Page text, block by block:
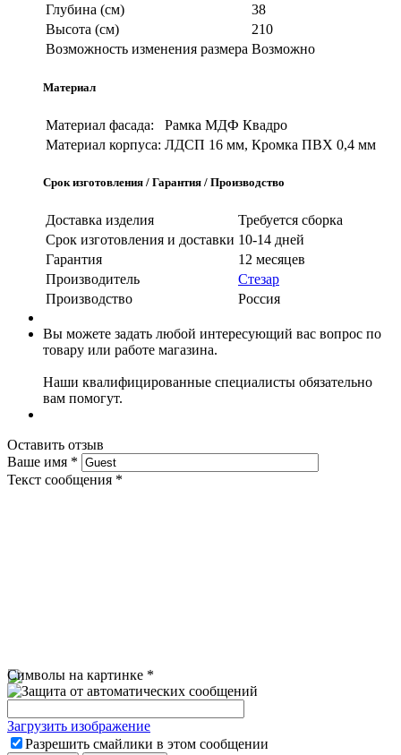
Глубина (см)
38
Высота (см)
210
Возможность изменения размера Возможно
Материал
Материал фасада:
Рамка МДФ Квадро
Материал корпуса: ЛДСП 16 мм, Кромка ПВХ 0,4 мм
Срок изготовления / Гарантия / Производство
Доставка изделия
Требуется сборка
Срок изготовления и доставки 10-14 дней
Гарантия
12 месяцев
Производитель
Стезар
Производство
Россия
Вы можете задать любой интересующий вас вопрос по
товару или работе магазина.
Наши квалифицированные специалисты обязательно
вам помогут.
Оставить отзыв
Ваше имя *
Текст сообщения *
Символы на картинке *
Загрузить изображение
Разрешить смайлики в этом сообщении